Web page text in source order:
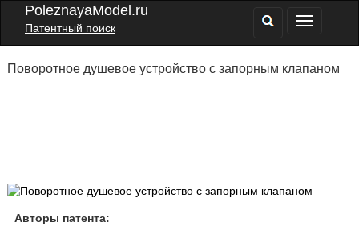
PoleznayaModel.ru
Патентный поиск
Поворотное душевое устройство с запорным клапаном
Авторы патента: